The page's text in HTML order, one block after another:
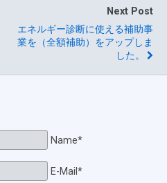
Next Post
エネルギー診断に使える補助事
業を（全額補助）をアップしま
した。
Name*
E-Mail*